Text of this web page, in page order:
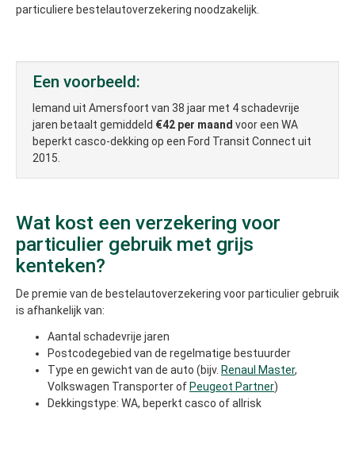
particuliere bestelautoverzekering noodzakelijk.
Een voorbeeld:
Iemand uit Amersfoort van 38 jaar met 4 schadevrije
jaren betaalt gemiddeld €42 per maand voor een WA
beperkt casco-dekking op een Ford Transit Connect uit
2015.
Wat kost een verzekering voor
particulier gebruik met grijs
kenteken?
De premie van de bestelautoverzekering voor particulier gebruik
is afhankelijk van:
Aantal schadevrije jaren
Postcodegebied van de regelmatige bestuurder
Type en gewicht van de auto (bijv. Renaul Master,
Volkswagen Transporter ofPeugeot Partner)
Dekkingstype: WA, beperkt casco of allrisk